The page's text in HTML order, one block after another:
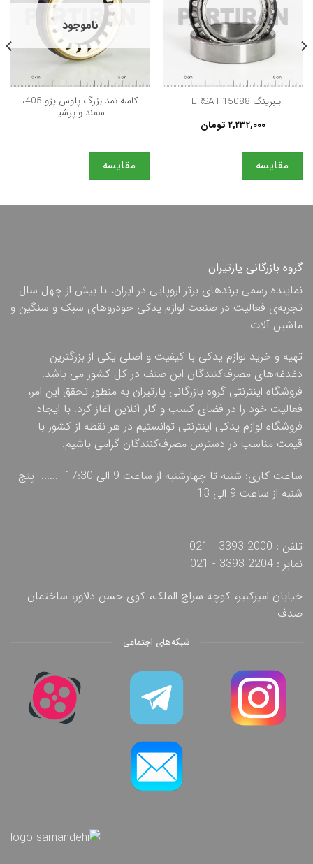
بلبرینگ FERSA F15088
۲,۲۳۲,۰۰۰ تومان
مقایسه
ناموجود
كاسه نمد بزرگ پلوس پژو 405،
سمند و پرشيا
مقایسه
گروه بازرگانی پارتیران
نماینده رسمی برندهای برتر اروپایی در ایران، با بیش از چهل سال
تجربه‌ی فعالیت در صنعت لوازم یدکی خودروهای سبک و سنگین و
ماشین آلات
تهیه و خرید لوازم یدکی با کیفیت و اصلی یکی از بزرگترین
دغدغه‌های مصرف‌کنندگان این صنف در کل کشور می باشد.
فروشگاه اینترنتی گروه بازرگانی پارتیران به منظور تحقق این امر،
فعالیت خود را در فضای کسب و کار آنلاین آغاز کرد. با ایجاد
فروشگاه لوازم یدکی اینترنتی توانستیم در هر نقطه از کشور با
قیمت مناسب در دسترس مصرف‌کنندگان گرامی باشیم.
ساعت کاری: شنبه تا چهارشنبه از ساعت 9 الی 17:30 ...... پنج
شنبه از ساعت 9 الی 13
تلفن : 2000 3393 - 021
نمابر : 2204 3393 - 021
خیابان امیرکبیر، کوچه سراج الملک، کوی حسن دلاور، ساختمان
صدف
شبکه‌های اجتماعی